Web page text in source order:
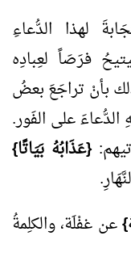
لهذا الدُّعاءِ
فرَصَاً لعِبادِه
بأنْ تراجَعَ بعضُ
على الفَور.
{عَذَابُهُ بَيَاتًا}
عن غفْلَة، والكلِمةُ